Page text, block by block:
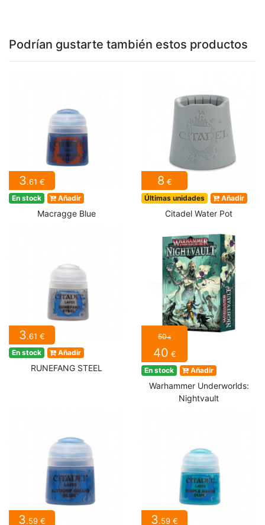
Podrían gustarte también estos productos
3.61 €
En stock Añadir
Macragge Blue
8 €
Últimas unidades Añadir
Citadel Water Pot
3.61 €
En stock Añadir
RUNEFANG STEEL
50€
40 €
En stock Añadir
Warhammer Underworlds:
Nightvault
3.59 € 3.59 €